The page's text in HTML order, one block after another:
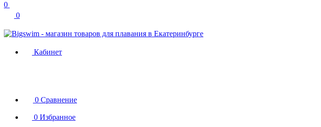
0
0
Кабинет
0 Сравнение
0 Избранное